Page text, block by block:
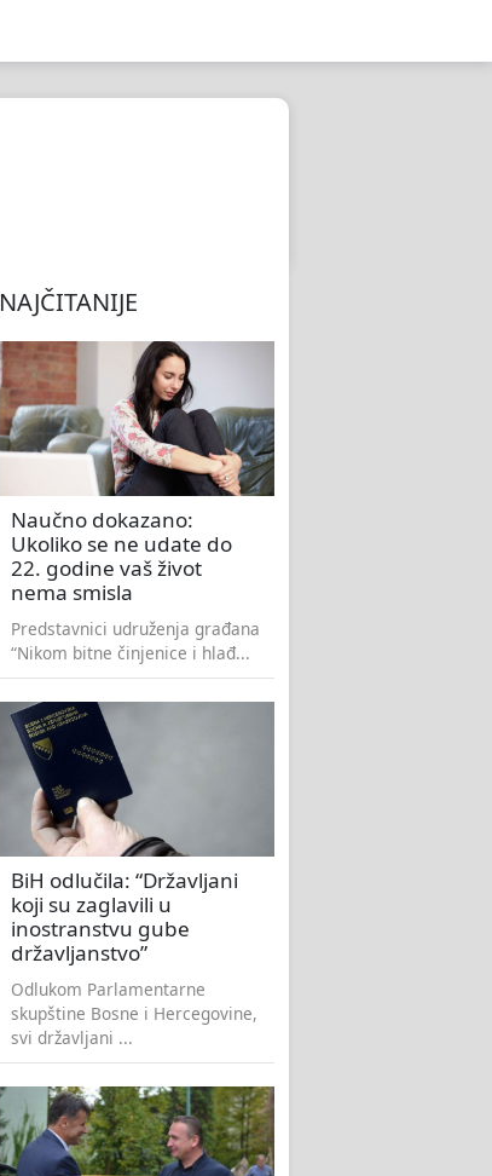
NAJČITANIJE
Naučno dokazano:
Ukoliko se ne udate do
22. godine vaš život
nema smisla
Predstavnici udruženja građana
“Nikom bitne činjenice i hlađ...
BiH odlučila: “Državljani
koji su zaglavili u
inostranstvu gube
državljanstvo”
Odlukom Parlamentarne
skupštine Bosne i Hercegovine,
svi državljani ...